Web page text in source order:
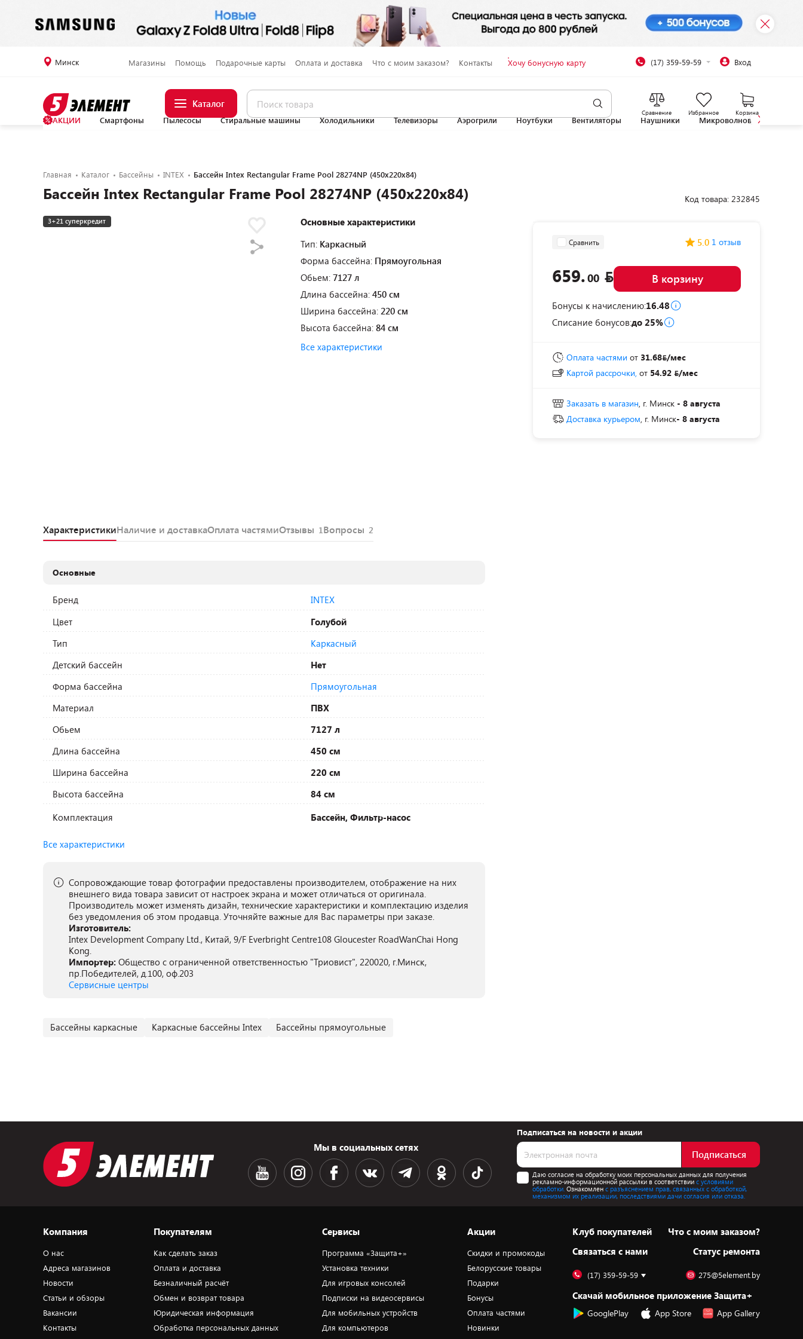
Минск Магазины Помощь Подарочные карты Оплата и доставка Что с моим заказом? Контакты Хочу бонусную карту (17) 359-59-59 Вход
Каталог
Сравнение Избранное Корзина
АКЦИИ Смартфоны Пылесосы Стиральные машины Холодильники Телевизоры Аэрогрили Ноутбуки Вентиляторы Наушники Микроволновые печи
Главная Каталог Бассейны INTEX Бассейн Intex Rectangular Frame Pool 28274NP (450x220x84)
Бассейн Intex Rectangular Frame Pool 28274NP (450x220x84)
3+21 суперкредит
Основные характеристики
Тип: Каркасный
Форма бассейна: Прямоугольная
Обьем: 7127 л
Длина бассейна: 450 см
Ширина бассейна: 220 см
Высота бассейна: 84 см
Все характеристики
Код товара: 232845
Сравнить 5.0 1 отзыв
659.00 В корзину
Бонусы к начислению:16.48
Списание бонусов:до 25%
Оплата частями от 31.68 /мес
Картой рассрочки, от 54.92 /мес
Заказать в магазин, г. Минск - 8 августа
Доставка курьером, г. Минск- 8 августа
ХарактеристикиНаличие и доставкаОплата частямиОтзывы 1Вопросы 2
Основные
Бренд
INTEX
Цвет
Голубой
Тип
Каркасный
Детский бассейн
Нет
Форма бассейна
Прямоугольная
Материал
ПВХ
Обьем
7127 л
Длина бассейна
450 см
Ширина бассейна
220 см
Высота бассейна
84 см
Комплектация
Бассейн, Фильтр-насос
Все характеристики
Сопровождающие товар фотографии предоставлены производителем, отображение на них
внешнего вида товара зависит от настроек экрана и может отличаться от оригинала.
Производитель может изменять дизайн, технические характеристики и комплектацию изделия
без уведомления об этом продавца. Уточняйте важные для Вас параметры при заказе.
Изготовитель:
Intex Development Company Ltd., Китай, 9/F Everbright Centre108 Gloucester RoadWanChai Hong
Kong.
Импортер: Общество с ограниченной ответственностью "Триовист", 220020, г.Минск,
пр.Победителей, д.100, оф.203
Сервисные центры
Бассейны каркасные Каркасные бассейны Intex Бассейны прямоугольные
Мы в социальных сетях
Подписаться на новости и акции
Подписаться
Даю согласие на обработку моих персональных данных для получения
рекламно-информационной рассылки в соответствиис условиями
обработки. Ознакомлен с разъяснением прав, связанных с обработкой,
механизмом их реализации, последствиями дачи согласия или отказа.
Компания
О нас
Адреса магазинов
Новости
Статьи и обзоры
Вакансии
Контакты
Покупателям
Как сделать заказ
Оплата и доставка
Безналичный расчёт
Обмен и возврат товара
Юридическая информация
Обработка персональных данных
Сервисы
Программа «Защита+»
Установка техники
Для игровых консолей
Подписки на видеосервисы
Для мобильных устройств
Для компьютеров
Акции
Скидки и промокоды
Белорусские товары
Подарки
Бонусы
Оплата частями
Новинки
Клуб покупателей
Cвязаться с нами
Что с моим заказом?
Статус ремонта
(17) 359-59-59 275@5element.by
Скачай мобильное приложение Защита+
GooglePlay App Store App Gallery